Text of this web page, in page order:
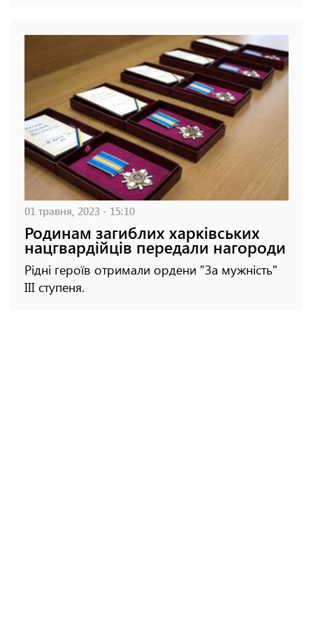
01 травня, 2023 - 15:10
Родинам загиблих харківських
нацгвардійців передали нагороди
Рідні героїв отримали ордени "За мужність"
III ступеня.